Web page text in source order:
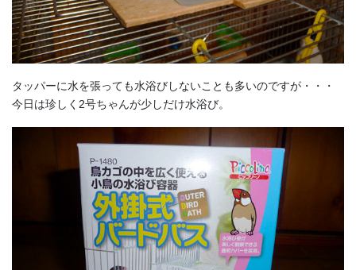
タッパーに水を張っても水浴びしないことも多いのですが・・・
今日は珍しく2号ちゃんが少しだけ水浴び。